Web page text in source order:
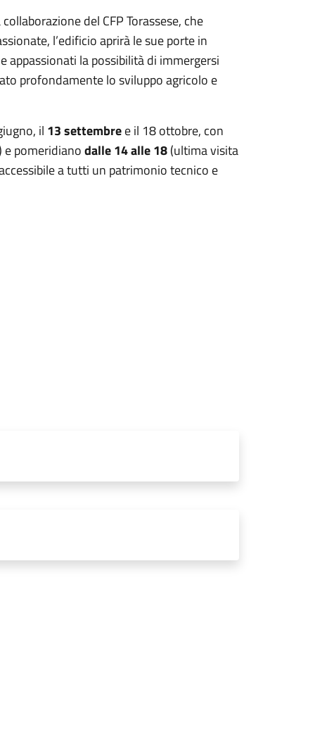
del CFP Torassese, che
l’edificio aprirà le sue porte in
la possibilità di immergersi
profondamente lo sviluppo agricolo e
il 13 settembree il 18 ottobre, con
pomeridianodalle 14 alle 18(ultima visita
a tutti un patrimonio tecnico e